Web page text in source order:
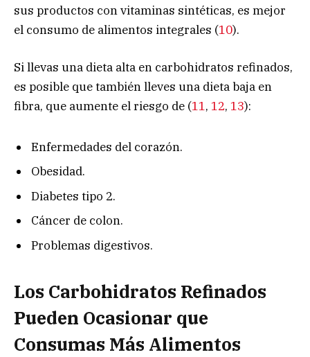
sus productos con vitaminas sintéticas, es mejor
el consumo de alimentos integrales (10).
Si llevas una dieta alta en carbohidratos refinados,
es posible que también lleves una dieta baja en
fibra, que aumente el riesgo de (11, 12, 13):
Enfermedades del corazón.
Obesidad.
Diabetes tipo 2.
Cáncer de colon.
Problemas digestivos.
Los Carbohidratos Refinados
Pueden Ocasionar que
Consumas Más Alimentos